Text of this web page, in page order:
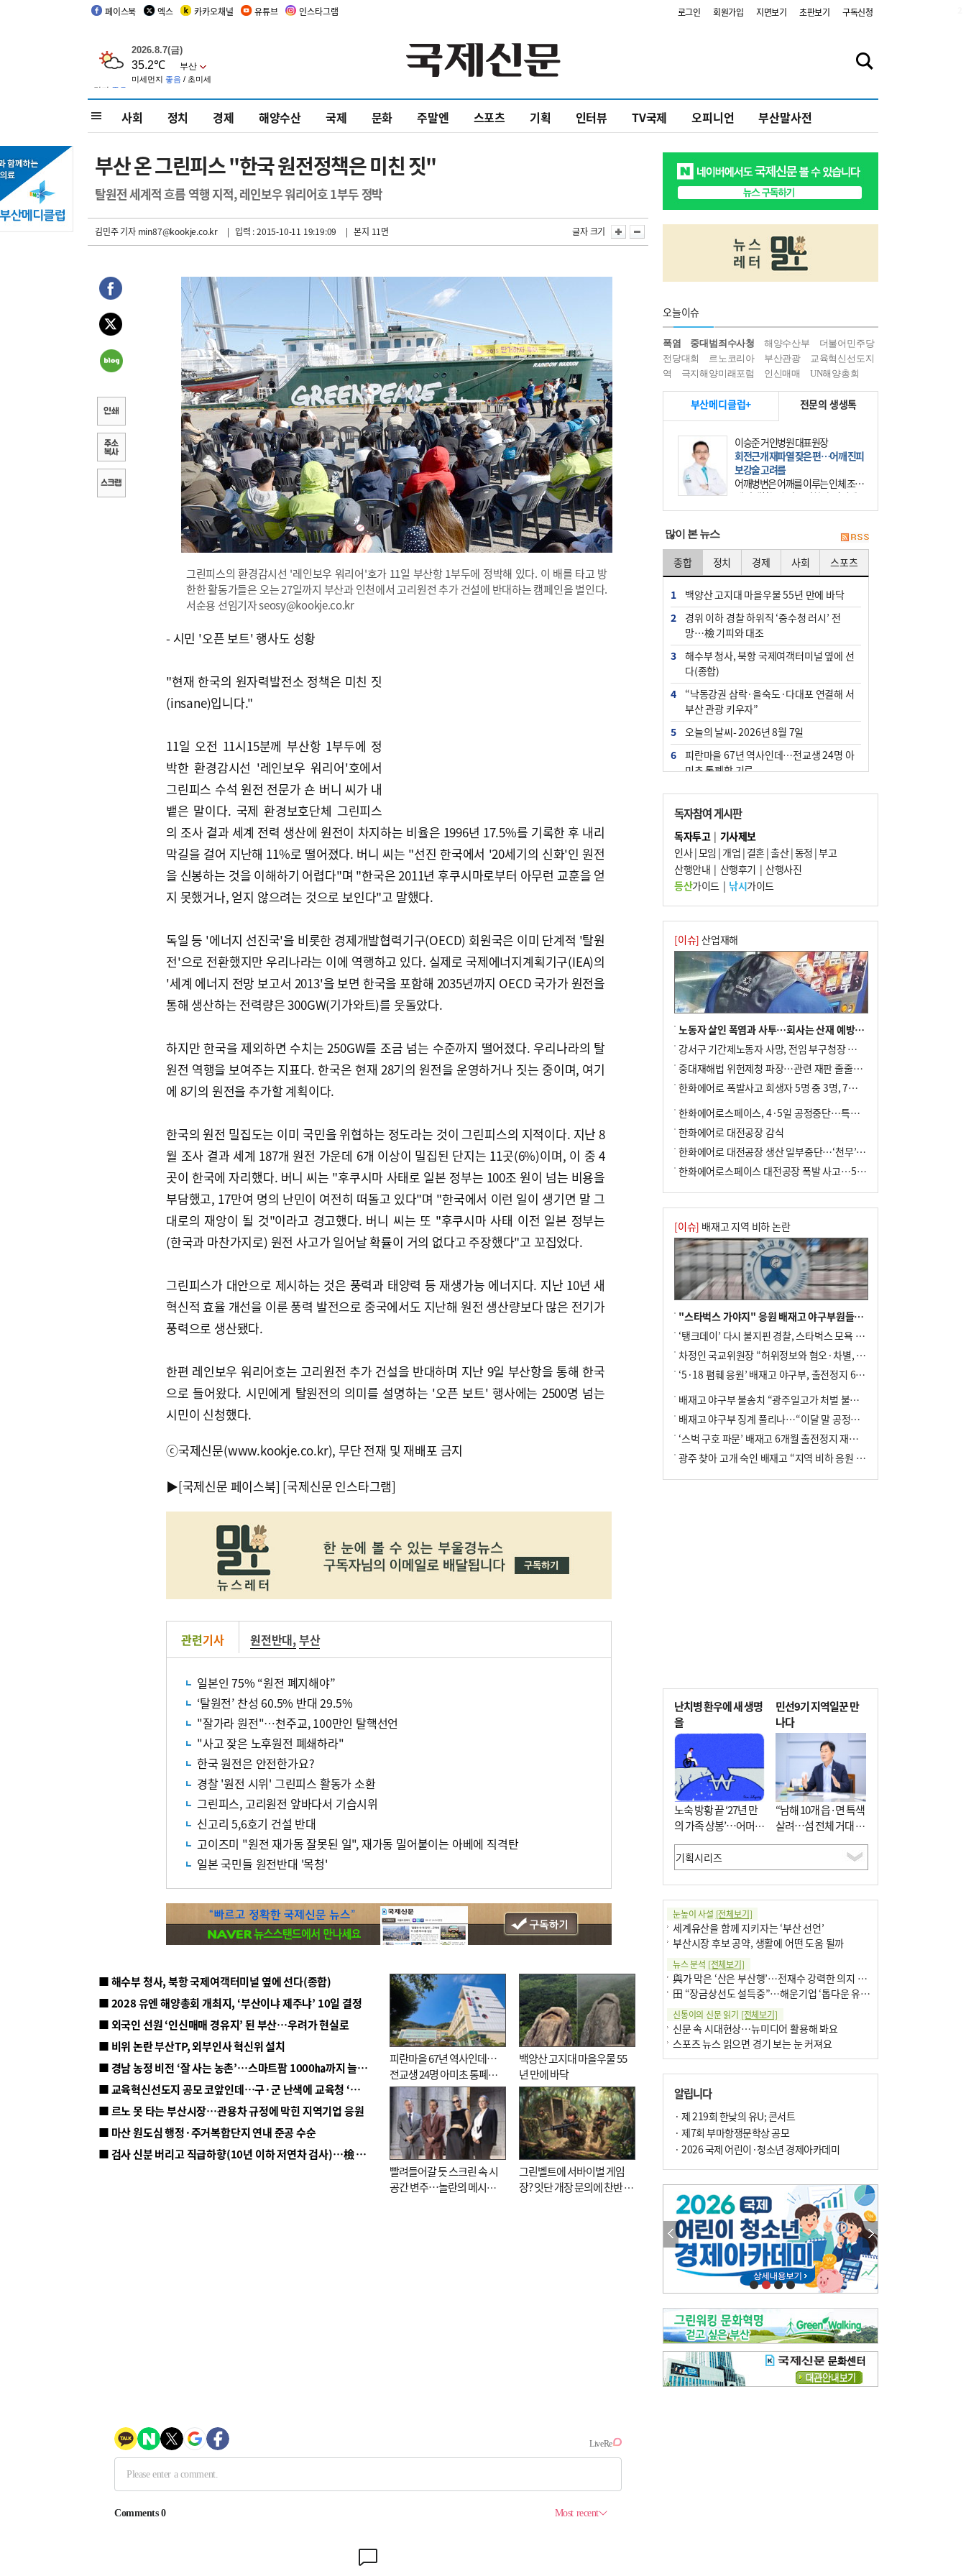
페이스북 엑스 카카오채널 유튜브 인스타그램 로그인 회원가입 지면보기 초판보기 구독신청
사회 정치 경제 해양수산 국제 문화 주말엔 스포츠 기획 인터뷰 TV국제 오피니언 부산말사전
부산 온 그린피스 "한국 원전정책은 미친 짓"
탈원전 세계적 흐름 역행 지적, 레인보우 워리어호 1부두 정박
김민주 기자min87@kookje.co.kr | 입력 : 2015-10-11 19:19:09 | 본지 11면 글자 크기
그린피스의 환경감시선 '레인보우 워리어'호가 11일 부산항 1부두에 정박해 있다. 이 배를 타고 방
한한 활동가들은 오는 27일까지 부산과 인천에서 고리원전 추가 건설에 반대하는 캠페인을 벌인다.
서순용 선임기자 seosy@kookje.co.kr
- 시민 '오픈 보트' 행사도 성황
"현재 한국의 원자력발전소 정책은 미친 짓
(insane)입니다."
11일 오전 11시15분께 부산항 1부두에 정
박한 환경감시선 '레인보우 워리어'호에서
그린피스 수석 원전 전문가 숀 버니 씨가 내
뱉은 말이다. 국제 환경보호단체 그린피스
의 조사 결과 세계 전력 생산에 원전이 차지하는 비율은 1996년 17.5%를 기록한 후 내리
막길을 걸어 지난해 11%로 떨어졌다. 버니 씨는 "선진 한국에서 '20세기의 신화'인 원전
을 신봉하는 것을 이해하기 어렵다"며 "한국은 2011년 후쿠시마로부터 아무런 교훈을 얻
지 못했거나, 얻지 않으려는 것으로 보인다"고 말했다.
독일 등 '에너지 선진국'을 비롯한 경제개발협력기구(OECD) 회원국은 이미 단계적 '탈원
전'으로 전환했지만 우리나라는 이에 역행하고 있다. 실제로 국제에너지계획기구(IEA)의
'세계 에너지 전망 보고서 2013'을 보면 한국을 포함해 2035년까지 OECD 국가가 원전을
통해 생산하는 전력량은 300GW(기가와트)를 웃돌았다.
하지만 한국을 제외하면 수치는 250GW를 조금 넘는 수준까지 떨어졌다. 우리나라의 탈
원전 역행을 보여주는 지표다. 한국은 현재 28기의 원전을 운영하거나 짓는 중이며, 여기
에 8기의 원전을 추가할 계획이다.
한국의 원전 밀집도는 이미 국민을 위협하는 정도라는 것이 그린피스의 지적이다. 지난 8
월 조사 결과 세계 187개 원전 가운데 6개 이상이 밀집된 단지는 11곳(6%)이며, 이 중 4
곳이 한국에 자리했다. 버니 씨는 "후쿠시마 사태로 일본 정부는 100조 원이 넘는 비용을
부담했고, 17만여 명의 난민이 여전히 떠돌고 있다"며 "한국에서 이런 일이 생기면 말 그
대로의 재앙이 될 것"이라고 경고했다. 버니 씨는 또 "후쿠시마 사태 이전 일본 정부는
(한국과 마찬가지로) 원전 사고가 일어날 확률이 거의 없다고 주장했다"고 꼬집었다.
그린피스가 대안으로 제시하는 것은 풍력과 태양력 등 재생가능 에너지다. 지난 10년 새
혁신적 효율 개선을 이룬 풍력 발전으로 중국에서도 지난해 원전 생산량보다 많은 전기가
풍력으로 생산됐다.
한편 레인보우 워리어호는 고리원전 추가 건설을 반대하며 지난 9일 부산항을 통해 한국
으로 들어왔다. 시민에게 탈원전의 의미를 설명하는 '오픈 보트' 행사에는 2500명 넘는
시민이 신청했다.
ⓒ국제신문(www.kookje.co.kr), 무단 전재 및 재배포 금지
▶[국제신문 페이스북] [국제신문 인스타그램]
관련기사 원전반대,부산
일본인 75% “원전 폐지해야”
‘탈원전’ 찬성 60.5% 반대 29.5%
"잘가라 원전"…천주교, 100만인 탈핵선언
"사고 잦은 노후원전 폐쇄하라"
한국 원전은 안전한가요?
경찰 '원전 시위' 그린피스 활동가 소환
그린피스, 고리원전 앞바다서 기습시위
신고리 5,6호기 건설 반대
고이즈미 "원전 재가동 잘못된 일", 재가동 밀어붙이는 아베에 직격탄
일본 국민들 원전반대 '목청'
■ 해수부 청사, 북항 국제여객터미널 옆에 선다(종합)
■ 2028 유엔 해양총회 개최지, ‘부산이냐 제주냐’ 10일 결정
■ 외국인 선원 ‘인신매매 경유지’ 된 부산…우려가 현실로
■ 비위 논란 부산TP, 외부인사 혁신위 설치
■ 경남 농정 비전 ‘잘 사는 농촌’…스마트팜 1000㏊까지 늘린다
■ 교육혁신선도지 공모 코앞인데…구·군 난색에 교육청 ‘쩔쩔’
■ 르노 못 타는 부산시장…관용차 규정에 막힌 지역기업 응원
■ 마산 원도심 행정·주거복합단지 연내 준공 수순
■ 검사 신분 버리고 직급하향(10년 이하 저연차 검사)…檢 중수청행 기피
피란마을 67년 역사인데…
전교생 24명 아미초 통폐합
기로
백양산 고지대 마을우물 55
년 만에 바닥
빨려들어갈 듯 스크린 속 시
공간 변주…놀란의 메시지
그린벨트에 서바이벌 게임
장? 잇단 개장 문의에 찬반 논
오늘이슈
폭염 중대범죄수사청 해양수산부
더불어민주당
전당대회
르노코리아 부산관광
교육혁신선도지
역
극지해양미래포럼 인신매매 UN해양총회
부산메디클럽+ 전문의 생생톡
윤경석 한국한의원 대표원장
암 치유, 몸·마음 균형 회복부터 시작
을
요즘 ‘암 조기 발견’에 대한 관심이 커
진다. 하지만 그 이면에는 놓치기 쉬
운 함정이 하나 있다. 바로 성급한 치
많이 본 뉴스
종합 정치 경제 사회 스포츠
1
백양산 고지대 마을우물 55년 만에 바닥
2
경위 이하 경찰 하위직 ‘중수청 러시’ 전
망…檢 기피와 대조
3
해수부 청사, 북항 국제여객터미널 옆에 선
다(종합)
4
“낙동강권 삼락·을숙도·다대포 연결해 서
부산 관광 키우자”
5
오늘의 날씨- 2026년 8월 7일
6
피란마을 67년 역사인데…전교생 24명 아
미초 통폐합 기로
7
부울경 주말부터 비소식…‘극한 폭염’ 한풀
꺾일 듯
8
[사설] 해수부 신청사 북항으로 확정, 해양
수도 도약의 전환점
9
외국인 선원 ‘인신매매 경유지’ 된 부산…
우려가 현실로
10 르노 못 타는 부산시장…관용차 규정에 막
힌 지역기업 응원
독자참여 게시판
독자투고| 기사제보
인사|모임 | 개업 | 결혼|출산|동정 |부고
산행안내 | 산행후기 | 산행사진
등산가이드| 낚시가이드
[이슈] 산업재해
노동자 살인 폭염과 사투…회사는 산재 예방·전기료 절감 전력
강서구 기간제노동자 사망, 전임 부구청장 檢 송치
중대재해법 위헌제청 파장…관련 재판 줄줄이 브레이크
한화에어로 폭발사고 희생자 5명 중 3명, 7일 영면
한화에어로스페이스, 4·5일 공정중단…특별 안전점검
한화에어로 대전공장 감식
한화에어로 대전공장 생산 일부중단…‘천무’ 수출 비상
한화에어로스페이스 대전공장 폭발 사고…5명 사망·2명 부상(종합)
[이슈] 배재고 지역 비하 논란
"스타벅스 가야지" 응원 배재고 야구부원들, 학교서 징계 처분
‘탱크데이’ 다시 불지핀 경찰, 스타벅스 모욕 혐의 압수수색
차정인 국교위원장 “허위정보와 혐오·차별, 학교 교실까지 유입"
‘5·18 폄훼 응원’ 배재고 야구부, 출전정지 6개월→1개월 감경
배재고 야구부 불송치 “광주일고가 처벌 불원 의사 표해”
배재고 야구부 징계 풀리나…“이달 말 공정위서 재심의”
‘스벅 구호 파문’ 배재고 6개월 출전정지 재심 신청키로
광주 찾아 고개 숙인 배재고 “지역 비하 응원 잘못”(종합)
난치병 환우에 새 생명
을
노숙 방황 끝 ‘27년 만
의 가족 상봉’…어머니
와 행복 꿈꿔
민선9기 지역일꾼 만
나다
“남해 10개 읍·면 특색
살려…섬 전체 거대 정
원으로 조성”
눈높이 사설 [전체보기]
세계유산을 함께 지키자는 ‘부산 선언’
부산시장 후보 공약, 생활에 어떤 도움 될까
뉴스 분석 [전체보기]
與가 막은 ‘산은 부산행’…전재수 강력한 의지 표명 없인 공염불
田 “장금상선도 설득중”…해운기업 ‘톱다운 유치전’ 가속
신통이의 신문 읽기 [전체보기]
신문 속 시대현상…뉴미디어 활용해 봐요
스포츠 뉴스 읽으면 경기 보는 눈 커져요
구·군 승진 축하화분 관행 없애자니 소상공인 울상
팩트체크[전체보기]
의령 한우산 털중나리
한 손 뉴스[전체보기]
시민이 개발한 폭염 대응 앱 ‘그늘로’ 길안내 지도 등 인기
골목 맛집 발굴 고메 셀렉션…부산시, 페스티벌 시월 연계
오늘의 날씨-[전체보기]
오늘의 날씨- 2026년 8월 7일
오늘의 날씨- 2026년 8월 6일
우리 결혼해요-[전체보기]
우리 결혼해요- 김홍윤·정세빈 커플
알립니다
· 제 219회 한낮의 유U; 콘서트
· 제7회 부마항쟁문학상 공모
· 2026 국제 어린이·청소년 경제아카데미